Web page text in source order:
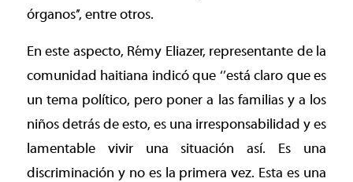
órganos’’, entre otros.
En este aspecto, Rémy Eliazer, representante de la
comunidad haitiana indicó que ‘’está claro que es
un tema político, pero poner a las familias y a los
niños detrás de esto, es una irresponsabilidad y es
lamentable vivir una situación así. Es una
discriminación y no es la primera vez. Esta es una